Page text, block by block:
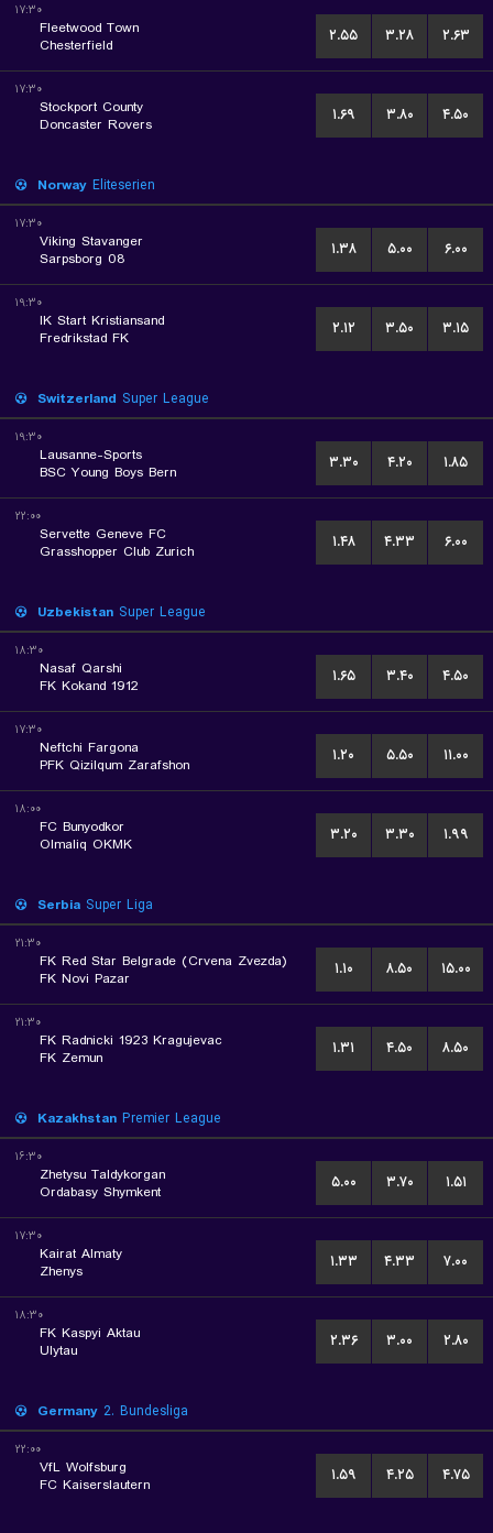
۱۷:۳۰
Fleetwood Town
Chesterfield
۲.۵۵ ۳.۲۸ ۲.۶۳
۱۷:۳۰
Stockport County
Doncaster Rovers
۱.۶۹ ۳.۸۰ ۴.۵۰
Norway Eliteserien
۱۷:۳۰
Viking Stavanger
Sarpsborg 08
۱.۳۸ ۵.۰۰ ۶.۰۰
۱۹:۳۰
IK Start Kristiansand
Fredrikstad FK
۲.۱۲ ۳.۵۰ ۳.۱۵
Switzerland Super League
۱۹:۳۰
Lausanne-Sports
BSC Young Boys Bern
۳.۳۰ ۴.۲۰ ۱.۸۵
۲۲:۰۰
Servette Geneve FC
Grasshopper Club Zurich
۱.۴۸ ۴.۳۳ ۶.۰۰
Uzbekistan Super League
۱۸:۳۰
Nasaf Qarshi
FK Kokand 1912
۱.۶۵ ۳.۴۰ ۴.۵۰
۱۷:۳۰
Neftchi Fargona
PFK Qizilqum Zarafshon
۱.۲۰ ۵.۵۰ ۱۱.۰۰
۱۸:۰۰
FC Bunyodkor
Olmaliq OKMK
۳.۲۰ ۳.۳۰ ۱.۹۹
Serbia Super Liga
۲۱:۳۰
FK Red Star Belgrade (Crvena Zvezda)
FK Novi Pazar
۱.۱۰ ۸.۵۰ ۱۵.۰۰
۲۱:۳۰
FK Radnicki 1923 Kragujevac
FK Zemun
۱.۳۱ ۴.۵۰ ۸.۵۰
Kazakhstan Premier League
۱۶:۳۰
Zhetysu Taldykorgan
Ordabasy Shymkent
۵.۰۰ ۳.۷۰ ۱.۵۱
۱۷:۳۰
Kairat Almaty
Zhenys
۱.۳۳ ۴.۳۳ ۷.۰۰
۱۸:۳۰
FK Kaspyi Aktau
Ulytau
۲.۳۶ ۳.۰۰ ۲.۸۰
Germany 2. Bundesliga
۲۲:۰۰
VfL Wolfsburg
FC Kaiserslautern
۱.۵۹ ۴.۲۵ ۴.۷۵